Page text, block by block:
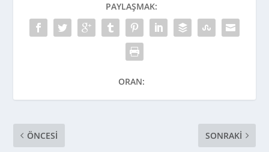
PAYLAŞMAK:
ORAN:
ÖNCESI SONRAKI